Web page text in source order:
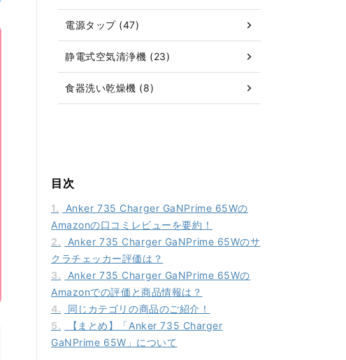
電源タップ (47)
静電式空気清浄機 (23)
食器洗い乾燥機 (8)
目次
1.
Anker 735 Charger GaNPrime 65Wの
Amazonの口コミレビューを要約！
2.
Anker 735 Charger GaNPrime 65Wのサ
クラチェッカー評価は？
3.
Anker 735 Charger GaNPrime 65Wの
Amazonでの評価と商品情報は？
4.
同じカテゴリの商品のご紹介！
5.
【まとめ】「Anker 735 Charger
GaNPrime 65W」について